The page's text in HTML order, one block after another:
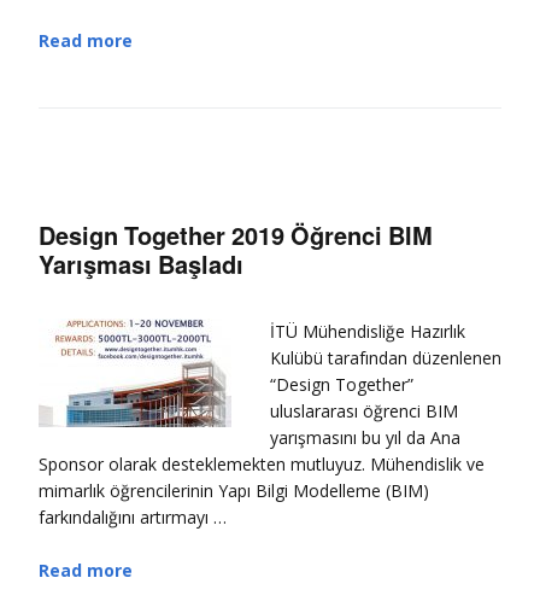
Read more
Design Together 2019 Öğrenci BIM
Yarışması Başladı
İTÜ Mühendisliğe Hazırlık
Kulübü tarafından düzenlenen
“Design Together”
uluslararası öğrenci BIM
yarışmasını bu yıl da Ana
Sponsor olarak desteklemekten mutluyuz. Mühendislik ve
mimarlık öğrencilerinin Yapı Bilgi Modelleme (BIM)
farkındalığını artırmayı …
Read more